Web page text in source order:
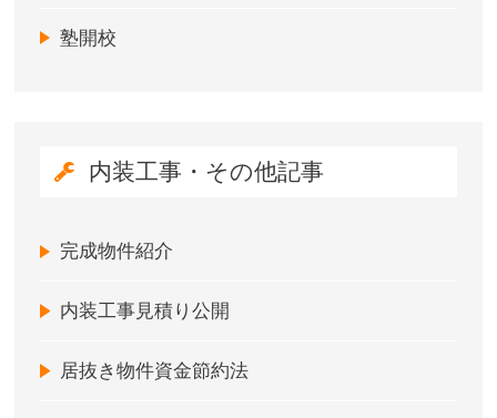
塾開校
内装工事・その他記事
完成物件紹介
内装工事見積り公開
居抜き物件資金節約法